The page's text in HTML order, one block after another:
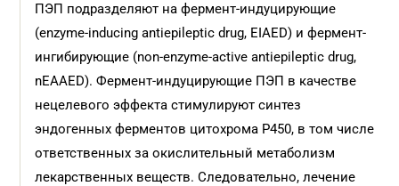
ПЭП подразделяют на фермент-индуцирующие
(enzyme-inducing antiepileptic drug, EIAED) и фермент-
ингибирующие (non-enzyme-active antiepileptic drug,
nEAAED). Фермент-индуцирующие ПЭП в качестве
нецелевого эффекта стимулируют синтез
эндогенных ферментов цитохрома Р450, в том числе
ответственных за окислительный метаболизм
лекарственных веществ. Следовательно, лечение